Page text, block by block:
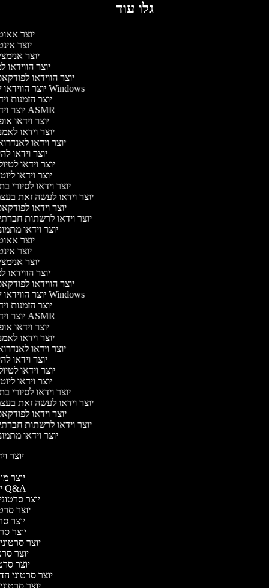
גלו עוד
יוצר
יוצר
יוצר
יוצר הווידאו
יוצר הווידאו
יוצר הווידאו של Windows
יוצר הזמנות
יוצר וידאו ASMR
יוצר וידאו
יוצר וידאו
יוצר וידאו
יוצר וידאו
יוצר וידאו
יוצר וידאו
יוצר וידאו לסיורי
יוצר וידאו לעשה זאת
יוצר וידאו
יוצר וידאו לרשתות
יוצר וידאו
יוצר
יוצר
יוצר
יוצר הווידאו
יוצר הווידאו
יוצר הווידאו של Windows
יוצר הזמנות
יוצר וידאו ASMR
יוצר וידאו
יוצר וידאו
יוצר וידאו
יוצר וידאו
יוצר וידאו
יוצר וידאו
יוצר וידאו לסיורי
יוצר וידאו לעשה זאת
יוצר וידאו
יוצר וידאו לרשתות
יוצר וידאו
יוצר
יוצר
יוצר סרטוני Q&A
יוצר
יוצר
יוצר
יוצר
יוצר סרטוני
יוצר
יוצר
יוצר סרטוני